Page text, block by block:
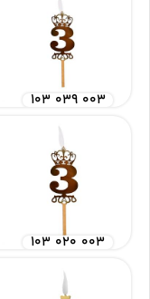
۱۰۳ ۰۳۹ ۰۰۳
۱۰۳ ۰۲۰ ۰۰۳